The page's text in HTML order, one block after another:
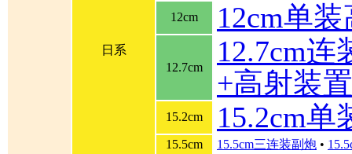
日系
12cm
12cm单
12.7cm
12.7cm连
+高射装置
15.2cm 15.2cm单
15.5cm 15.5cm三连装副炮 •